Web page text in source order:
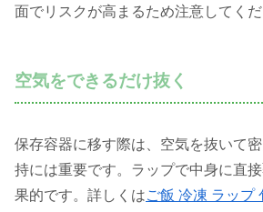
面でリスクが高まるため注意してくだ
空気をできるだけ抜く
保存容器に移す際は、空気を抜いて
持には重要です。ラップで中身に直
果的です。詳しくはご飯 冷凍 ラップ